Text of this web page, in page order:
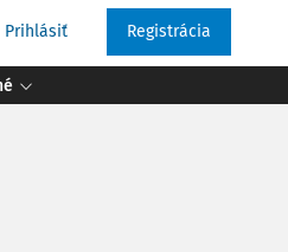
Prihlásiť Registrácia